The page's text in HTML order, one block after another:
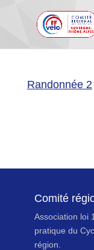
Randonnée 2
Comité
Association loi
pratique du
région.